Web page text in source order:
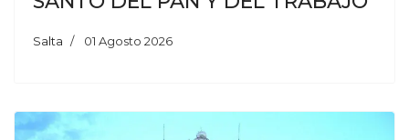
Salta 01 Agosto 2026